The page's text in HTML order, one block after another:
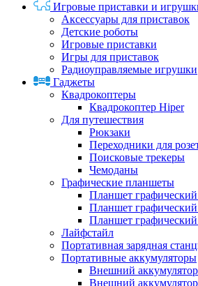
Игровые приставки и
Аксессуары для приставок
Детские роботы
Игровые приставки
Игры для приставок
Радиоуправляемые игрушки
Гаджеты
Квадрокоптеры
Квадрокоптер Hiper
Для путешествия
Рюкзаки
Переходники для
Поисковые трекеры
Чемоданы
Графические планшеты
Планшет
Планшет
Планшет
Лайфстайл
Портативная зарядная
Портативные аккумуляторы
Внешний
Внешний